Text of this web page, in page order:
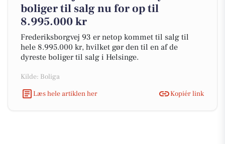
boliger til salg nu for op til
8.995.000 kr
Frederiksborgvej 93 er netop kommet til salg til
hele 8.995.000 kr, hvilket gør den til en af de
dyreste boliger til salg i Helsinge.
Kilde: Boliga
Læs hele artiklen her
Kopiér link